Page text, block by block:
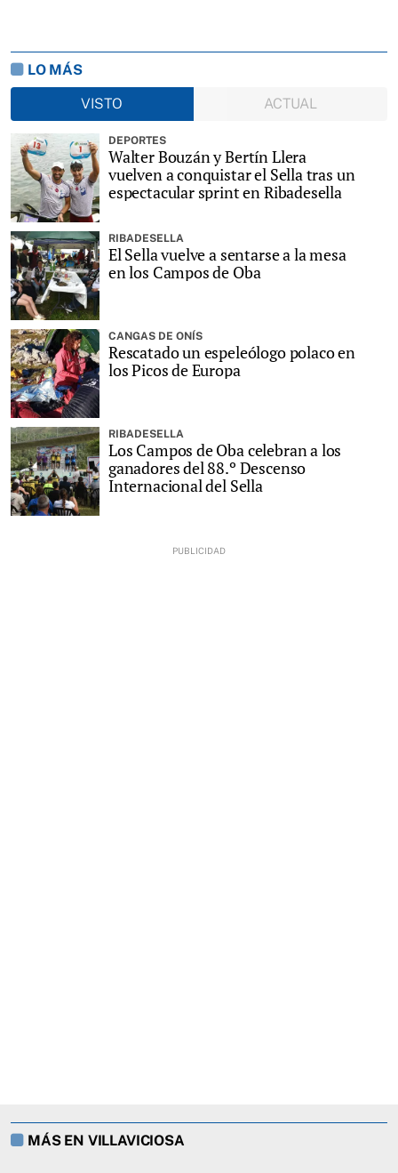
LO MÁS
VISTO
ACTUAL
DEPORTES
Walter Bouzán y Bertín Llera
vuelven a conquistar el Sella tras un
espectacular sprint en Ribadesella
RIBADESELLA
El Sella vuelve a sentarse a la mesa
en los Campos de Oba
CANGAS DE ONÍS
Rescatado un espeleólogo polaco en
los Picos de Europa
RIBADESELLA
Los Campos de Oba celebran a los
ganadores del 88.º Descenso
Internacional del Sella
MÁS EN VILLAVICIOSA